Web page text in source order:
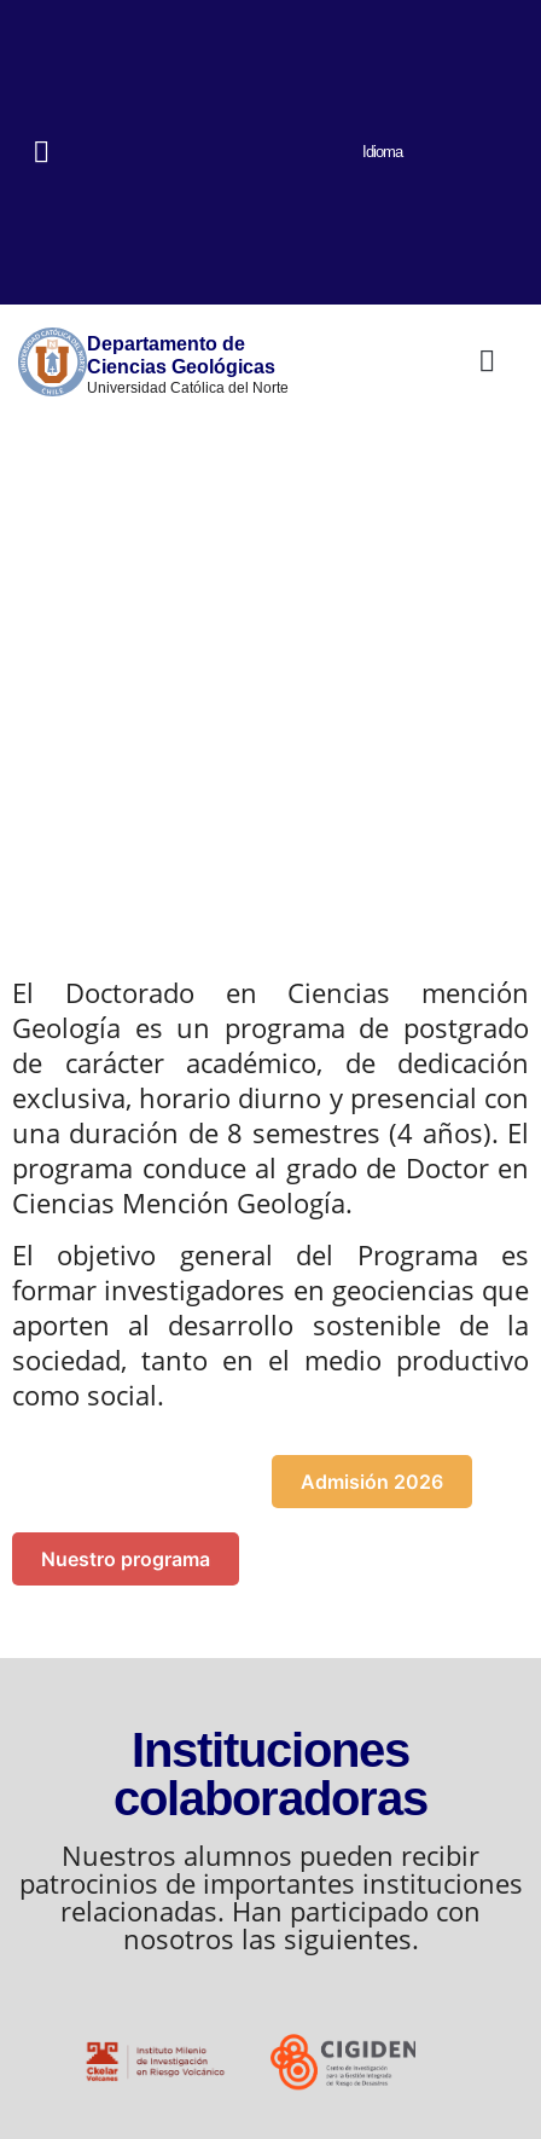
Idioma
Departamento de
Ciencias Geológicas
Universidad Católica del Norte
El Doctorado en Ciencias mención
Geología es un programa de postgrado
de carácter académico, de dedicación
exclusiva, horario diurno y presencial con
una duración de 8 semestres (4 años). El
programa conduce al grado de Doctor en
Ciencias Mención Geología.
El objetivo general del Programa es
formar investigadores en geociencias que
aporten al desarrollo sostenible de la
sociedad, tanto en el medio productivo
como social.
Admisión 2026
Nuestro programa
Instituciones
colaboradoras
Nuestros alumnos pueden recibir
patrocinios de importantes instituciones
relacionadas. Han participado con
nosotros las siguientes.